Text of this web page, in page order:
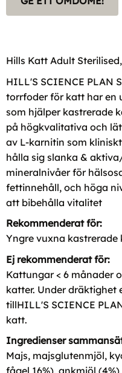
Hills Katt Adult
HILL'S SCIENCE PLAN
torrfoder för katt har en
som hjälper kastrerade
på högkvalitativa och
av L-karnitin som
hålla sig slanka &
mineralnivåer för
fettinnehåll, och höga
att bibehålla vitalitet
Rekommenderat för:
Yngre vuxna kastrerade
Ej rekommenderat för:
Kattungar < 6 månader
katter. Under dräktighet
tillHILL'S SCIENCE
katt.
Ingredienser
Majs, majsglutenmjöl,